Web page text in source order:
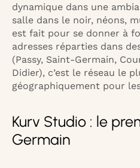
dynamique dans une
salle dans le noir, néons,
est fait pour se donner à
adresses réparties dans
(Passy, Saint-Germain,
Didier), c’est le réseau le
géographiquement pour
Kurv Studio : le
Germain